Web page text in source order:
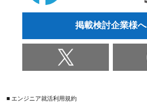
掲載検討企業様へ
■ エンジニア就活利用規約